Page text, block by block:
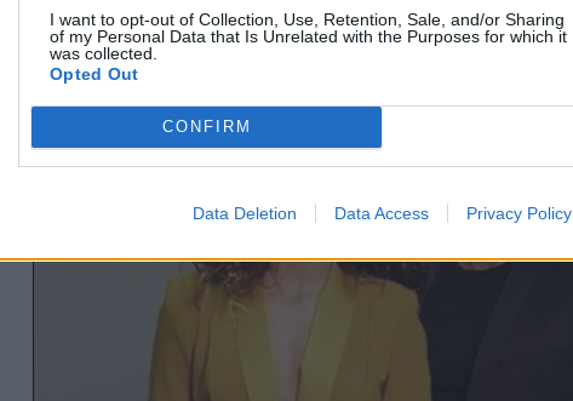
I want to opt-out of Collection, Use, Retention, Sale, and/or Sharing
of my Personal Data that Is Unrelated with the Purposes for which it
was collected.
Opted Out
CONFIRM
Data Deletion Data Access Privacy Policy